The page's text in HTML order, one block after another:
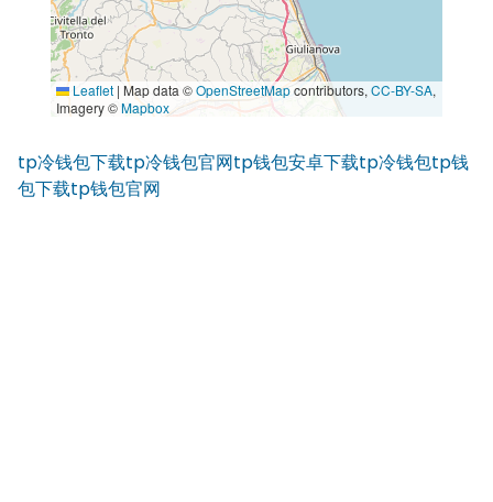
Leaflet | Map data ©OpenStreetMapcontributors, CC-BY-SA,
Imagery ©Mapbox
tp冷钱包下载tp冷钱包官网tp钱包安卓下载tp冷钱包tp钱
包下载tp钱包官网